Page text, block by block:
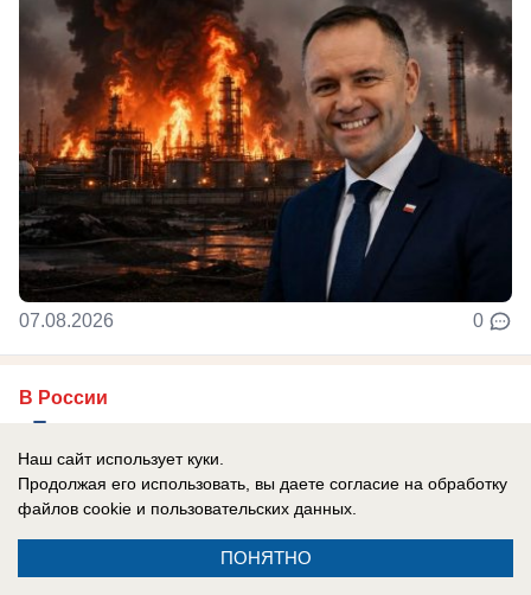
07.08.2026 0
В России
«Были накопления — теперь их нет»:
россияне зарабатывают больше
некоторых европейцев, но есть нюанс
Наш сайт использует куки.
Продолжая его использовать, вы даете согласие на обработку
файлов cookie и пользовательских данных.
ПОНЯТНО